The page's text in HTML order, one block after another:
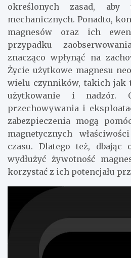
określonych zasad, aby
mechanicznych. Ponadto,
magnesów oraz ich
przypadku
znacząco wpłynąć na
Życie użytkowe magnesu
wielu czynników, takich jak
użytkowanie i nadzór.
przechowywania i
zabezpieczenia mogą
magnetycznych
czasu. Dlatego też, dbając
wydłużyć żywotność
korzystać z ich potencjału